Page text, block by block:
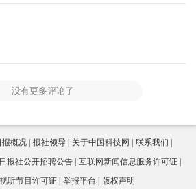
没有更多评论了
报概况 报社领导 关于中国科技网
联系我们
报社公开招聘公告
互联网新闻信息服务许可证
听节目许可证
举报平台 版权声明